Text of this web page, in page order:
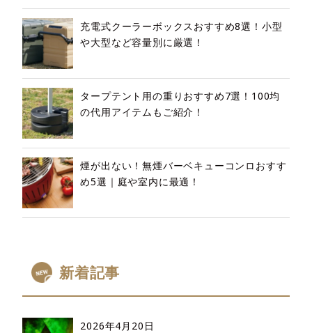
充電式クーラーボックスおすすめ8選！小型
や大型など容量別に厳選！
タープテント用の重りおすすめ7選！100均
の代用アイテムもご紹介！
煙が出ない！無煙バーベキューコンロおすす
め5選｜庭や室内に最適！
新着記事
2026年4月20日